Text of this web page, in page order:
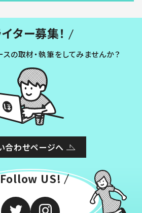
ター募集！
の取材・執筆をしてみませんか？
合わせページへ
Follow US!